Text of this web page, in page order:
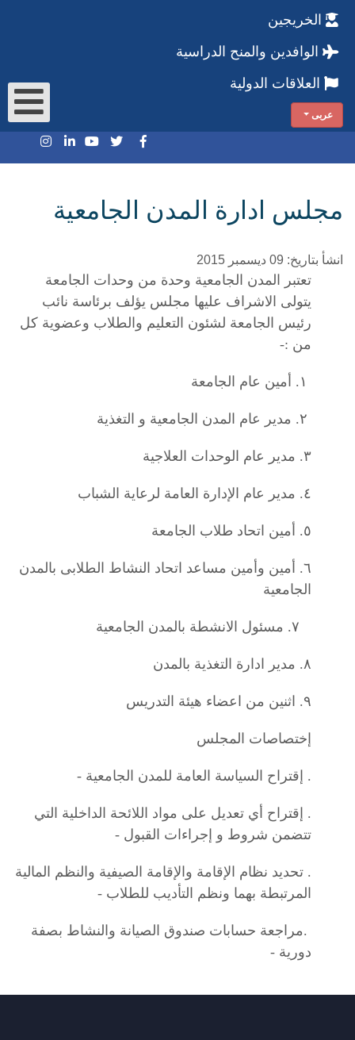
الخريجين
الوافدين والمنح الدراسية
العلاقات الدولية
عربى
مجلس ادارة المدن الجامعية
انشأ بتاريخ: 09 ديسمبر 2015
تعتبر المدن الجامعية وحدة من وحدات الجامعة
يتولى الاشراف عليها مجلس يؤلف برئاسة نائب
رئيس الجامعة لشئون التعليم والطلاب وعضوية كل
من:-
١. أمين عام الجامعة
٢. مدير عام المدن الجامعية و التغذية
٣. مدير عام الوحدات العلاجية
٤. مدير عام الإدارة العامة لرعاية الشباب
٥. أمين اتحاد طلاب الجامعة
٦. أمين وأمين مساعد اتحاد النشاط الطلابى بالمدن
الجامعية
٧. مسئول الانشطة بالمدن الجامعية
٨. مدير ادارة التغذية بالمدن
٩. اثنين من اعضاء هيئة التدريس
إختصاصات المجلس
. إقتراح السياسة العامة للمدن الجامعية-
. إقتراح أي تعديل على مواد اللائحة الداخلية التي
تتضمن شروط و إجراءات القبول -
. تحديد نظام الإقامة والإقامة الصيفية والنظم المالية
المرتبطة بهما ونظم التأديب للطلاب-
مراجعة حسابات صندوق الصيانة والنشاط بصفة
دورية-